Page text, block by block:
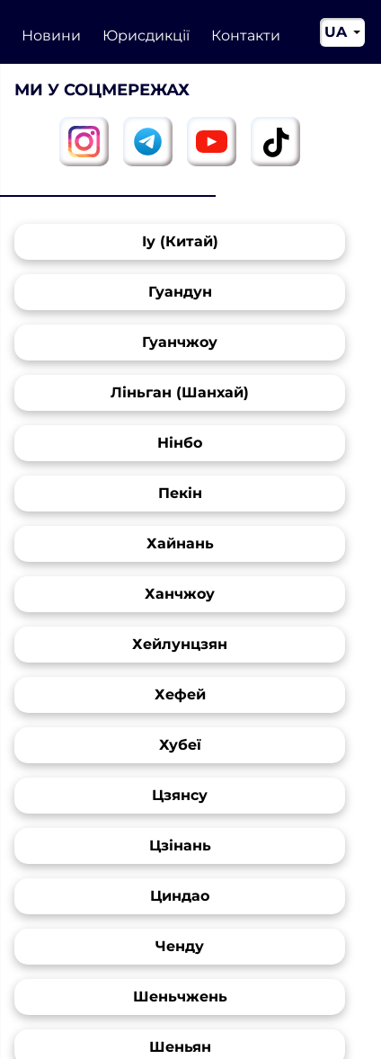
Новини Юрисдикції Контакти
UA
EN
МИ У СОЦМЕРЕЖАХ
Іу (Китай)
Гуандун
Гуанчжоу
Ліньган (Шанхай)
Нінбо
Пекін
Хайнань
Ханчжоу
Хейлунцзян
Хефей
Хубеї
Цзянсу
Цзінань
Циндао
Ченду
Шеньчжень
Шеньян